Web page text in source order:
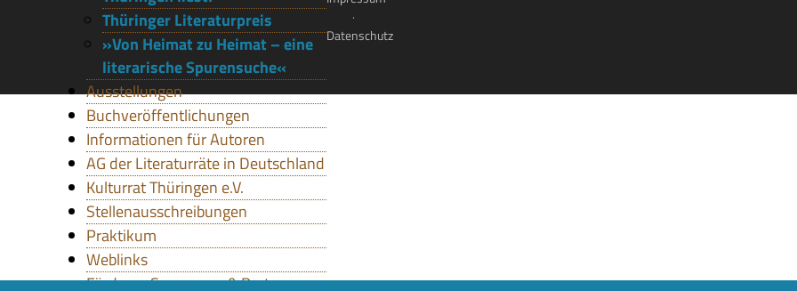
Thüringer Literaturpreis
»Von Heimat zu Heimat – eine
literarische Spurensuche«
Ausstellungen
Buchveröffentlichungen
Informationen für Autoren
AG der Literaturräte in Deutschland
Kulturrat Thüringen e.V.
Stellenausschreibungen
Praktikum
Weblinks
Förderer, Sponsoren & Partner
·
Datenschutz